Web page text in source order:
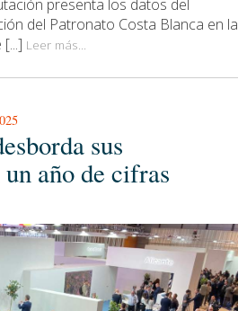
presenta los datos del
del Patronato Costa Blanca en la
Leer más...
sus
año de cifras